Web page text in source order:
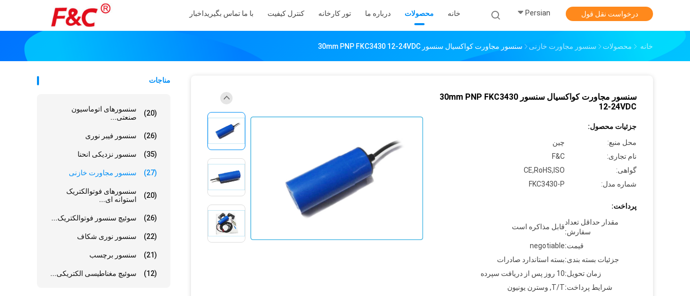
خانه محصولات درباره ما تور کارخانه کنترل کیفیت با ما تماس بگیریداخبار Persian درخواست نقل قول
خانه محصولات سنسور مجاورت خازنی سنسور مجاورت کواکسیال سنسور 30mm PNP FKC3430 12-24VDC
مناجات
سنسورهای اتوماسیون
صنعتی...
(20)
سنسور فیبر نوری (26)
سنسور نزدیکی انحنا (35)
سنسور مجاورت خازنی (27)
سنسورهای فوتوالکتریک
استوانه ای...
(20)
سوئیچ سنسور فوتوالکتریک... (26)
سنسور نوری شکاف (22)
سنسور برچسب (21)
سوئیچ مغناطیسی الکتریکی... (12)
سنسور مجاورت کواکسیال سنسور 30mm PNP FKC3430
12-24VDC
جزئیات محصول:
محل منبع:
چين
نام تجاری:
F&C
گواهی:
CE,RoHS,ISO
شماره مدل:
FKC3430-P
پرداخت:
مقدار حداقل تعداد
سفارش:
قابل مذاکره است
قیمت:negotiable
جزئیات بسته بندی:بسته استاندارد صادرات
زمان تحویل:10 روز پس از دریافت سپرده
شرایط پرداخت:T/T, وسترن یونیون